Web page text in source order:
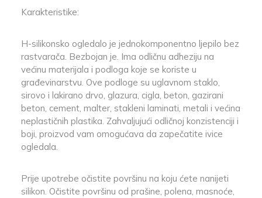
Karakteristike:
H-silikonsko ogledalo je jednokomponentno ljepilo bez
rastvarača. Bezbojan je. Ima odličnu adheziju na
većinu materijala i podloga koje se koriste u
građevinarstvu. Ove podloge su uglavnom staklo,
sirovo i lakirano drvo, glazura, cigla, beton, gazirani
beton, cement, malter, stakleni laminati, metali i većina
neplastičnih plastika. Zahvaljujući odličnoj konzistenciji i
boji, proizvod vam omogućava da zapečatite ivice
ogledala.
Prije upotrebe očistite površinu na koju ćete nanijeti
silikon. Očistite površinu od prašine, polena, masnoće,